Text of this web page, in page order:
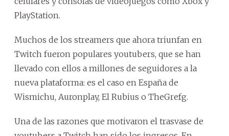
PlayStation.
Muchos de los streamers que ahora triunfan en
Twitch fueron populares youtubers, que se han
llevado con ellos a millones de seguidores a la
nueva plataforma: es el caso en España de
Wismichu, Auronplay, El Rubius o TheGrefg.
Una de las razones que motivaron el trasvase de